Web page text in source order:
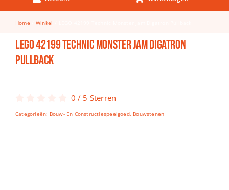
Keuken & Tafelen
Kinderfietsen
Knutselen
Puzzels
Home Winkel
LEGO 42199 Technic Monster Jam Digatron
Pullback
0 / 5 Sterren
Categorieën: Bouw- En Constructiespeelgoed, Bouwstenen